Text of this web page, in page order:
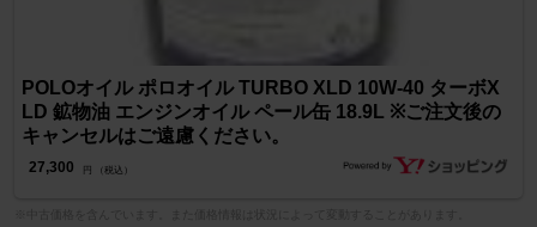
POLOオイル ポロオイル TURBO XLD 10W-40 ターボX
LD 鉱物油 エンジンオイル ペール缶 18.9L ※ご注文後の
キャンセルはご遠慮ください。
27,300 円 （税込）